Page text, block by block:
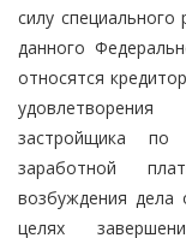
силу специального
данного
относятся
застройщика
заработной
возбуждения дела
целях